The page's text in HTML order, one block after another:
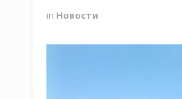
in Новости